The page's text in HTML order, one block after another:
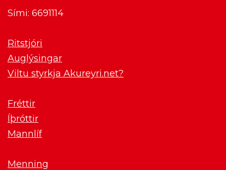
Sími: 6691114
Ritstjóri
Auglýsingar
Viltu styrkja Akureyri.net?
Fréttir
Íþróttir
Mannlíf
Menning